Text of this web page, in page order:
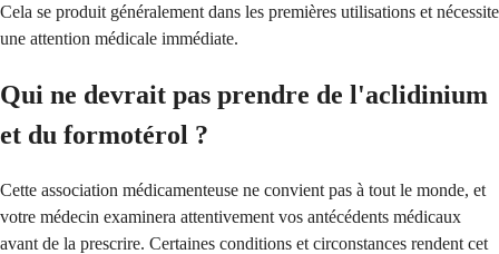
Cela se produit généralement dans les premières utilisations et nécessite
une attention médicale immédiate.
Qui ne devrait pas prendre de l'aclidinium
et du formotérol ?
Cette association médicamenteuse ne convient pas à tout le monde, et
votre médecin examinera attentivement vos antécédents médicaux
avant de la prescrire. Certaines conditions et circonstances rendent cet